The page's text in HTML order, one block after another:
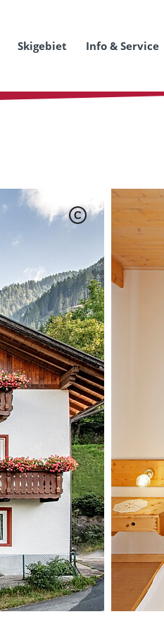
Skigebiet Info & Service